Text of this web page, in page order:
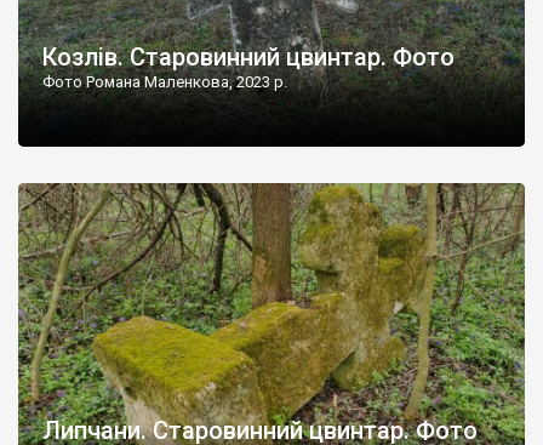
Козлів. Старовинний цвинтар. Фото
Фото Романа Маленкова, 2023 р.
Липчани. Старовинний цвинтар. Фото